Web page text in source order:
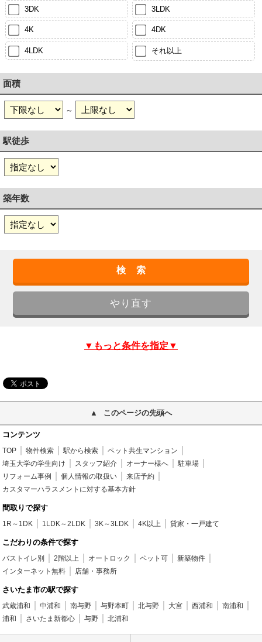
3DK 3LDK
4K 4DK
4LDK それ以上
面積
～
駅徒歩
築年数
▼もっと条件を指定▼
このページの先頭へ
コンテンツ
TOP 物件検索 駅から検索
ペット共生マンション
埼玉大学の学生向け
スタッフ紹介 オーナー様へ
駐車場
リフォーム事例
個人情報の取扱い
来店予約
カスタマーハラスメントに対する基本方針
間取りで探す
1R～1DK 1LDK～2LDK 3K～3LDK 4K以上 貸家・一戸建て
こだわりの条件で探す
バストイレ別 2階以上 オートロック ペット可
新築物件
インターネット無料
店舗・事務所
さいたま市の駅で探す
武蔵浦和 中浦和 南与野 与野本町 北与野 大宮 西浦和
南浦和
浦和
さいたま新都心 与野 北浦和